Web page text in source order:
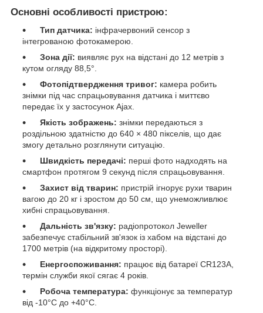
Основні особливості пристрою:
Тип датчика: інфрачервоний сенсор з
інтегрованою фотокамерою.
Зона дії: виявляє рух на відстані до 12 метрів з
кутом огляду 88,5°.
Фотопідтвердження тривог: камера робить
знімки під час спрацьовування датчика і миттєво
передає їх у застосунок Ajax.
Якість зображень: знімки передаються з
роздільною здатністю до 640 × 480 пікселів, що дає
змогу детально розглянути ситуацію.
Швидкість передачі: перші фото надходять на
смартфон протягом 9 секунд після спрацьовування.
Захист від тварин: пристрій ігнорує рухи тварин
вагою до 20 кг і зростом до 50 см, що унеможливлює
хибні спрацьовування.
Дальність зв'язку: радіопротокол Jeweller
забезпечує стабільний зв'язок із хабом на відстані до
1700 метрів (на відкритому просторі).
Енергоспоживання: працює від батареї CR123A,
термін служби якої сягає 4 років.
Робоча температура: функціонує за температур
від -10°C до +40°C.